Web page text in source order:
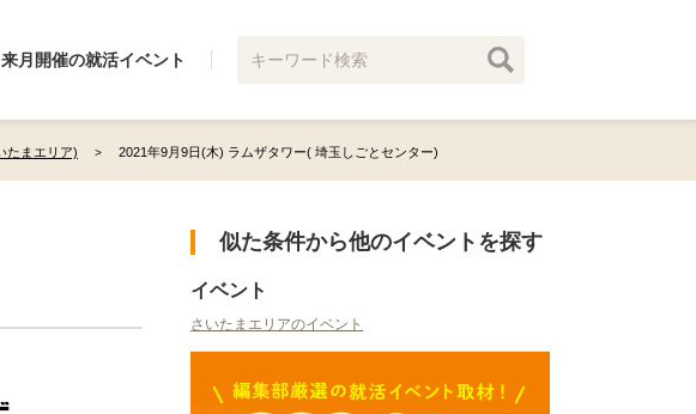
来月開催の就活イベント
たまエリア) 2021年9月9日(木) ラムザタワー( 埼玉しごとセンター)
似た条件から他のイベントを探す
イベント
さいたまエリアのイベント